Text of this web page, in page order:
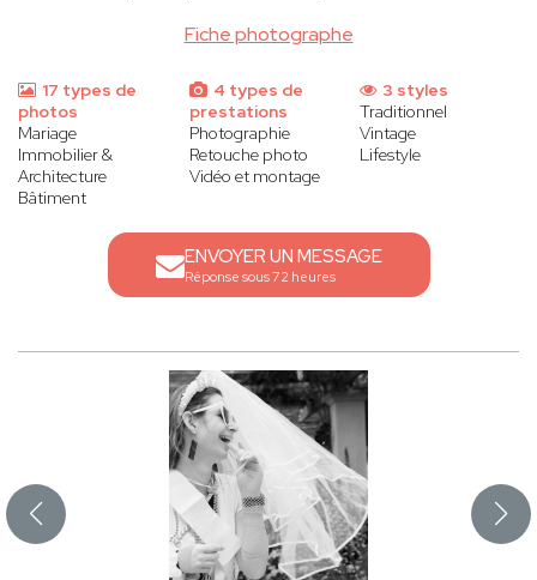
Fiche photographe
17 types de
photos
Mariage
Immobilier &
Architecture
Bâtiment
4 types de
prestations
Photographie
Retouche photo
Vidéo et montage
3 styles
Traditionnel
Vintage
Lifestyle
ENVOYER UN MESSAGE
Réponse sous 72 heures